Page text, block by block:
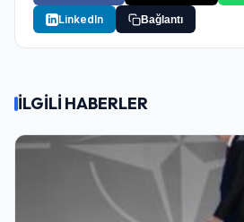
LinkedIn Bağlantı
İLGİLİ HABERLER